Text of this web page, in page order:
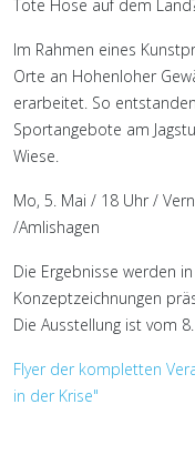
Tote Hose auf dem
Im Rahmen eines
Orte an Hohenloher
erarbeitet. So
Sportangebote am
Wiese.
Mo, 5. Mai / 18 Uhr /
/Amlishagen
Die Ergebnisse werden
Konzeptzeichnungen
Die Ausstellung ist vom
Flyer der kompletten
in der Krise"